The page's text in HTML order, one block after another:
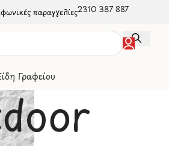
παραγγελίες2310 387 887
Γραφείου